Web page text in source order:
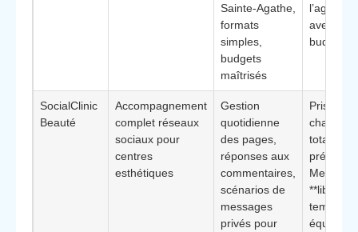
Sainte-Agathe,
formats
simples,
budgets
maîtrisés
avec un
budget
SocialClinic
Beauté
Accompagnement
complet réseaux
sociaux pour
centres
esthétiques
Gestion
quotidienne
des pages,
réponses aux
commentaires,
scénarios de
messages
privés pour
Prise en
charge
totale de
présence
Meta
**libérer
temps
équipes